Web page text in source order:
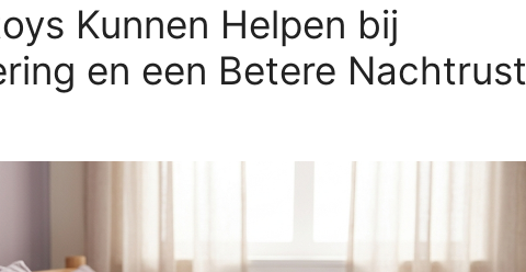
Kunnen Helpen bij
en een Betere Nachtrust